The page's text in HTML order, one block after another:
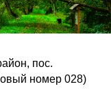
пос.
номер 028)